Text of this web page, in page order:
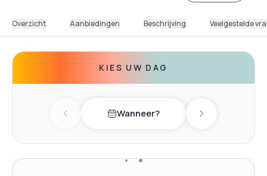
Overzicht Aanbiedingen Beschrijving Veelgestelde
KIES UW DAG
Previous dayWanneer? Next day